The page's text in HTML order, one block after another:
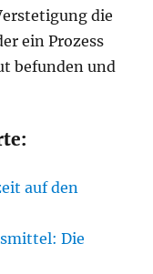
die
ein Prozess
befunden und
auf den
Die